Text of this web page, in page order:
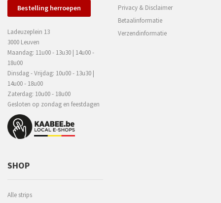
Bestelling herroepen
Ladeuzeplein 13
3000 Leuven
Maandag: 11u00 - 13u30 | 14u00 -
18u00
Dinsdag - Vrijdag: 10u00 - 13u30 |
14u00 - 18u00
Zaterdag: 10u00 - 18u00
Gesloten op zondag en feestdagen
Privacy & Disclaimer
Betaalinformatie
Verzendinformatie
SHOP
Alle strips